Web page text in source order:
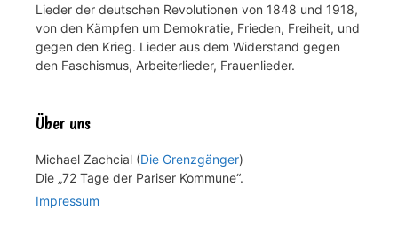
Lieder der deutschen Revolutionen von 1848 und 1918,
von den Kämpfen um Demokratie, Frieden, Freiheit, und
gegen den Krieg. Lieder aus dem Widerstand gegen
den Faschismus, Arbeiterlieder, Frauenlieder.
Über uns
Michael Zachcial (Die Grenzgänger)
Die „72 Tage der Pariser Kommune“.
Impressum